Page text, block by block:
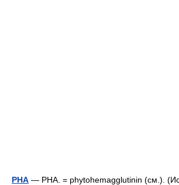
PHA — PHA. = phytohemagglutinin (см.).